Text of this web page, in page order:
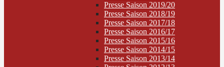
Presse Saison 2019/20
Presse Saison 2018/19
Presse Saison 2017/18
Presse Saison 2016/17
Presse Saison 2015/16
Presse Saison 2014/15
Presse Saison 2013/14